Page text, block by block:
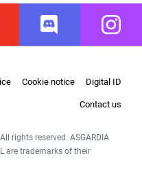
Discord
Cookie notice Digital ID
Contact us
rights reserved. ASGARDIA
are trademarks of their